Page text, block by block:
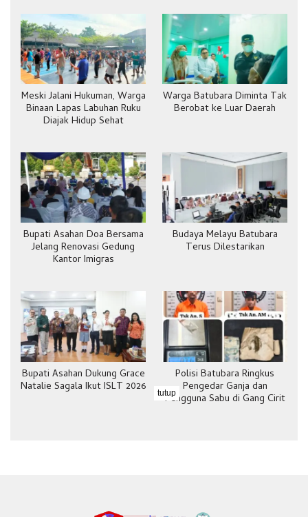
Meski Jalani Hukuman, Warga
Binaan Lapas Labuhan Ruku
Diajak Hidup Sehat
Warga Batubara Diminta Tak
Berobat ke Luar Daerah
Bupati Asahan Doa Bersama
Jelang Renovasi Gedung
Kantor Imigras
Budaya Melayu Batubara
Terus Dilestarikan
Bupati Asahan Dukung Grace
Natalie Sagala Ikut ISLT 2026
Polisi Batubara Ringkus
Pengedar Ganja dan
Pengguna Sabu di Gang Cirit
tutup